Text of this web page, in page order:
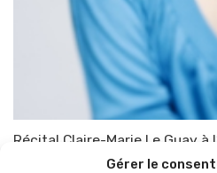
Gérer le
Récital Claire-Marie Le Guay à
TOP-PARENTS 11 mai 2010